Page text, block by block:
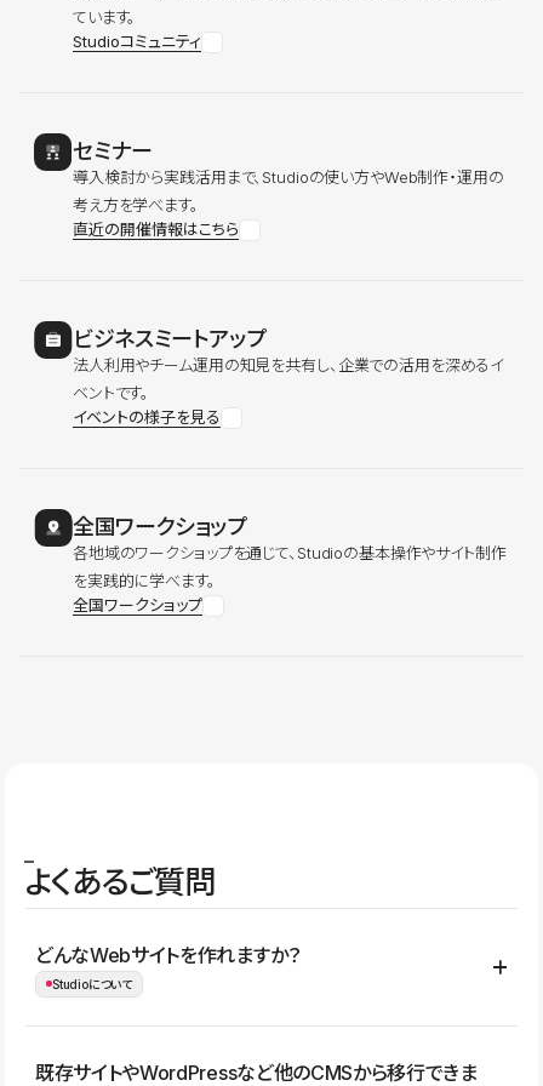
ています。
Studioコミュニティ
セミナー
導入検討から実践活用まで、Studioの使い方やWeb制作・運用の
考え方を学べます。
直近の開催情報はこちら
ビジネスミートアップ
法人利用やチーム運用の知見を共有し、企業での活用を深めるイ
ベントです。
イベントの様子を見る
全国ワークショップ
各地域のワークショップを通じて、Studioの基本操作やサイト制作
を実践的に学べます。
全国ワークショップ
よくあるご質問
どんなWebサイトを作れますか？
Studioについて
コーポレートサイト、サービスサイト、LP、採用サイト、ブロ
既存サイトやWordPressなど他のCMSから移行できま